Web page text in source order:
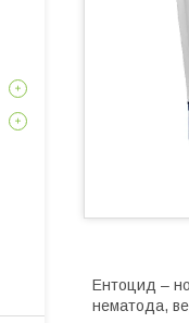
Ентоцид –
нематода,